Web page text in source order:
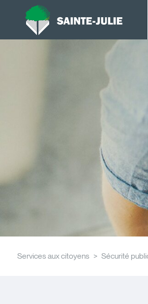
Services aux citoyens Sécurité